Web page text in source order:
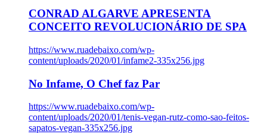
CONRAD ALGARVE APRESENTA
CONCEITO REVOLUCIONÁRIO DE SPA
https://www.ruadebaixo.com/wp-
content/uploads/2020/01/infame2-335x256.jpg
No Infame, O Chef faz Par
https://www.ruadebaixo.com/wp-
content/uploads/2020/01/tenis-vegan-rutz-como-sao-feitos-
sapatos-vegan-335x256.jpg